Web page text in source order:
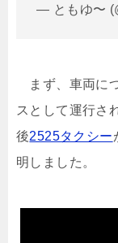
— ともゆ〜
まず、車両に
スとして運行さ
後2525タクシー
明しました。